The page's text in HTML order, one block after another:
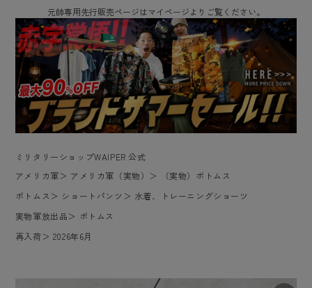
元帥専用先行販売ページはマイページよりご覧ください。
ミリタリーショップWAIPER 公式
アメリカ軍＞ アメリカ軍（実物） ＞
（実物）ボトムス
ボトムス ＞ ショートパンツ ＞ 水着、トレーニングショーツ
実物軍放出品＞ ボトムス
再入荷＞ 2026年6月